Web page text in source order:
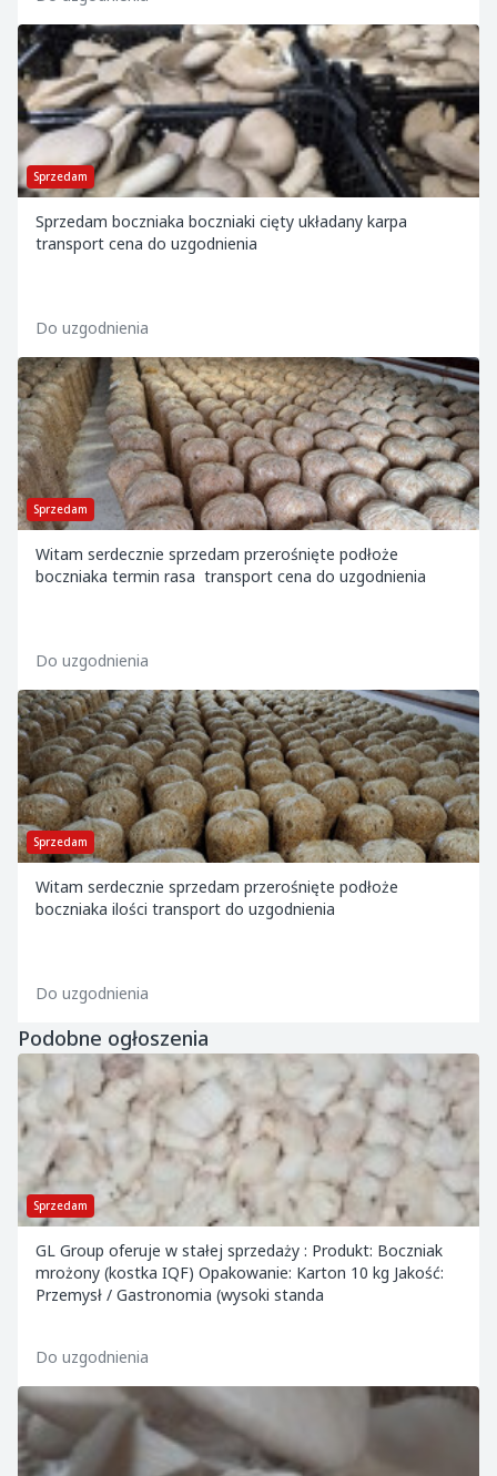
Sprzedam
Sprzedam boczniaka boczniaki cięty układany karpa
transport cena do uzgodnienia
Do uzgodnienia
Sprzedam
Witam serdecznie sprzedam przerośnięte podłoże
boczniaka termin rasa transport cena do uzgodnienia
Do uzgodnienia
Sprzedam
Witam serdecznie sprzedam przerośnięte podłoże
boczniaka ilości transport do uzgodnienia
Do uzgodnienia
Podobne ogłoszenia
Sprzedam
GL Group oferuje w stałej sprzedaży : Produkt: Boczniak
mrożony (kostka IQF) Opakowanie: Karton 10 kg Jakość:
Przemysł / Gastronomia (wysoki standa
Do uzgodnienia